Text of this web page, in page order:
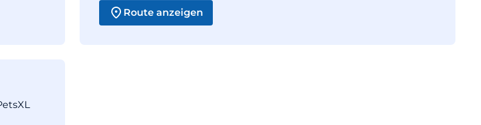
Route anzeigen